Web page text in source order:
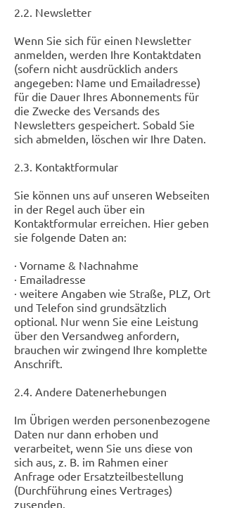
2.2. Newsletter
Wenn Sie sich für einen Newsletter
anmelden, werden Ihre Kontaktdaten
(sofern nicht ausdrücklich anders
angegeben: Name und Emailadresse)
für die Dauer Ihres Abonnements für
die Zwecke des Versands des
Newsletters gespeichert. Sobald Sie
sich abmelden, löschen wir Ihre Daten.
2.3. Kontaktformular
Sie können uns auf unseren Webseiten
in der Regel auch über ein
Kontaktformular erreichen. Hier geben
sie folgende Daten an:
· Vorname & Nachnahme
· Emailadresse
· weitere Angaben wie Straße, PLZ, Ort
und Telefon sind grundsätzlich
optional. Nur wenn Sie eine Leistung
über den Versandweg anfordern,
brauchen wir zwingend Ihre komplette
Anschrift.
2.4. Andere Datenerhebungen
Im Übrigen werden personenbezogene
Daten nur dann erhoben und
verarbeitet, wenn Sie uns diese von
sich aus, z. B. im Rahmen einer
Anfrage oder Ersatzteilbestellung
(Durchführung eines Vertrages)
zusenden.